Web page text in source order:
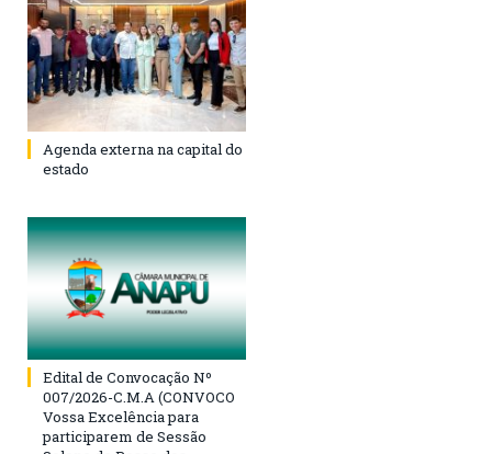
Agenda externa na capital do
estado
Edital de Convocação Nº
007/2026-C.M.A (CONVOCO
Vossa Excelência para
participarem de Sessão